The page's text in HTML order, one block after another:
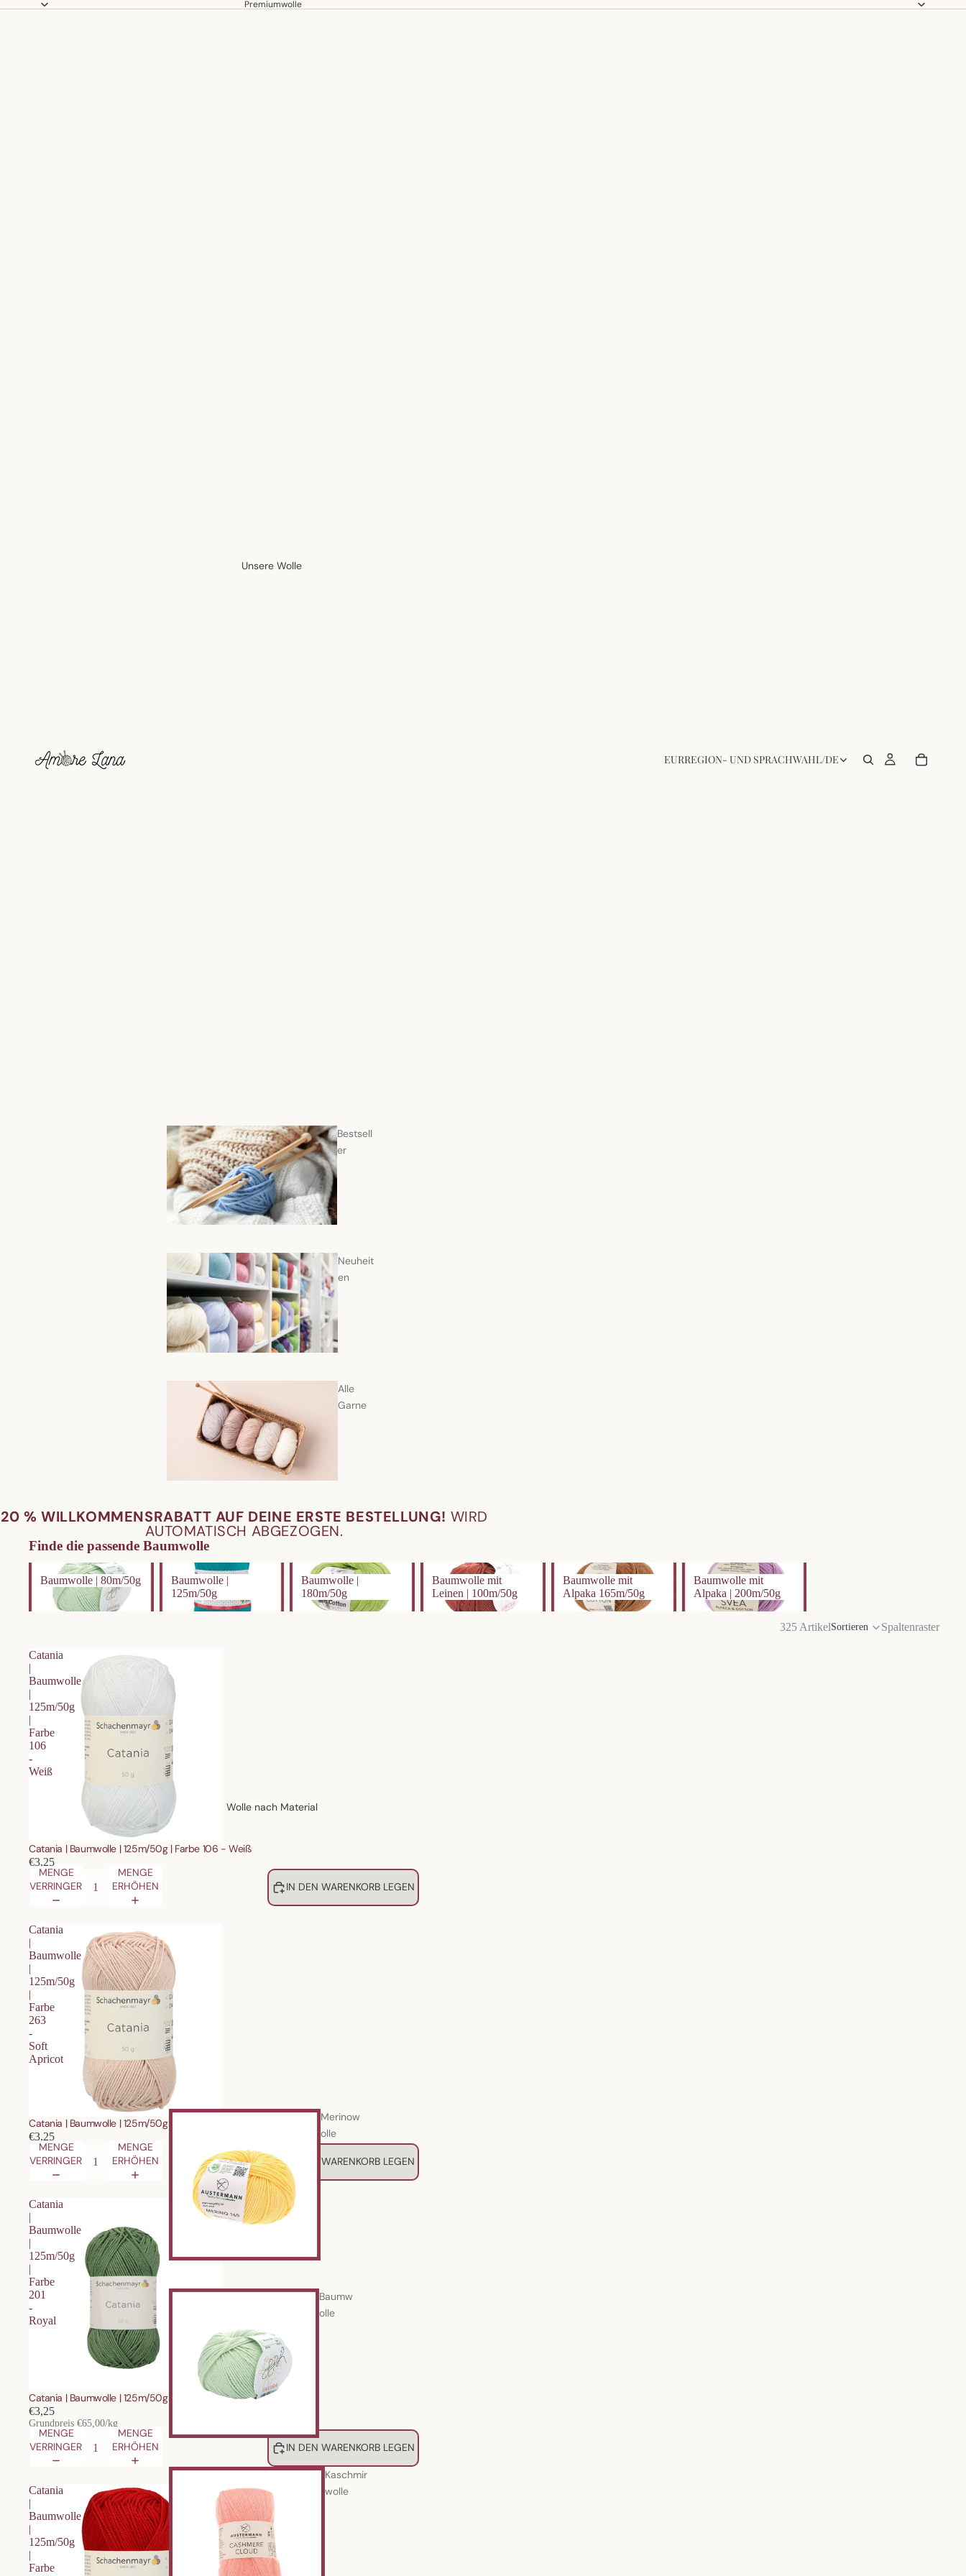
Premiumwolle
Unsere Wolle
Bestsell
er
Neuheit
en
Alle
Garne
Wolle nach Material
Merinow
olle
Baumw
olle
Kaschmir
wolle
EURREGION- UND SPRACHWAHL/DE
20 % WILLKOMMENSRABATT AUF DEINE ERSTE BESTELLUNG! WIRD
AUTOMATISCH ABGEZOGEN.
Finde die passende Baumwolle
Baumwolle | 80m/50g
Baumwolle | 80m/50g
Baumwolle | 125m/50g
Baumwolle |
125m/50g
Baumwolle | 180m/50g
Baumwolle |
180m/50g
Baumwolle mit Leinen |
100m/50g
Baumwolle mit
Leinen | 100m/50g
Baumwolle mit Alpaka
165m/50g
Baumwolle mit
Alpaka 165m/50g
Baumwolle mit Alpaka |
200m/50g
Baumwolle mit
Alpaka | 200m/50g
325 ArtikelSortieren Spaltenraster
Catania
|
Baumwolle
|
125m/50g
|
Farbe
106
-
Weiß
Catania | Baumwolle | 125m/50g | Farbe 106 - Weiß
€3,25
MENGE
VERRINGERN
MENGE
ERHÖHEN
IN DEN WARENKORB LEGEN
Catania
|
Baumwolle
|
125m/50g
|
Farbe
263
-
Soft
Apricot
Catania | Baumwolle | 125m/50g | Farbe 263 - Soft Apricot
€3,25
MENGE
VERRINGERN
MENGE
ERHÖHEN
IN DEN WARENKORB LEGEN
Catania
|
Baumwolle
|
125m/50g
|
Farbe
201
-
Royal
Catania | Baumwolle | 125m/50g | Farbe 201 - Royal
€3,25
Grundpreis €65,00/kg
MENGE
VERRINGERN
MENGE
ERHÖHEN
IN DEN WARENKORB LEGEN
Catania
|
Baumwolle
|
125m/50g
|
Farbe